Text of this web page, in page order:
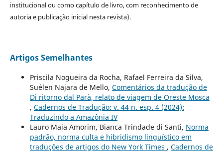
institucional ou como capítulo de livro, com reconhecimento de
autoria e publicação inicial nesta revista).
Artigos Semelhantes
Priscila Nogueira da Rocha, Rafael Ferreira da Silva,
Suélen Najara de Mello, Comentários da tradução de
Di ritorno dal Parà, relato de viagem de Oreste Mosca
, Cadernos de Tradução: v. 44 n. esp. 4 (2024):
Traduzindo a Amazônia IV
Lauro Maia Amorim, Bianca Trindade di Santi, Norma
padrão, norma culta e hibridismo linguístico em
traduções de artigos do New York Times , Cadernos de